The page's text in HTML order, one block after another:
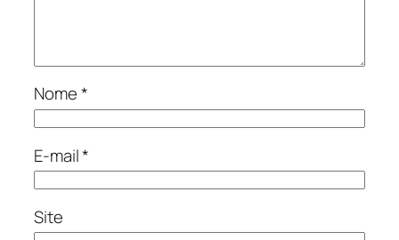
Nome*
E-mail*
Site